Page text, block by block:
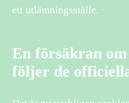
ett utlämningsställe.
En försäkran
följer de